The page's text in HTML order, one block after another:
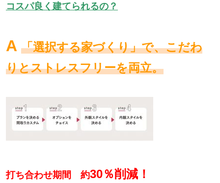
コスパ良く建てられるの？
A 「選択する家づくり」で、こだわ
りとストレスフリーを両立。
打ち合わせ期間 約30％削減！